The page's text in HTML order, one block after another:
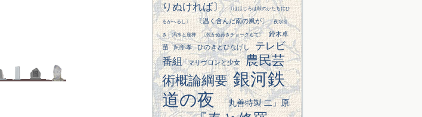
りぬければ〕
〔ほほじろは鼓のかたちにひ
るがへるし〕 〔温く含んだ南の風が〕 夜水引
き 渇水と座禅 〔乾かぬ赤きチョークもて〕
鈴木卓
苗
阿部孝 ひのきとひなげし
テレビ
番組
マリヴロンと少女
農民芸
術概論綱要 銀河鉄
道の夜
「丸善特製 二」原